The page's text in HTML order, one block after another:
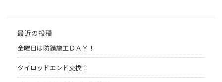
最近の投稿
金曜日は防錆施工ＤＡＹ！
タイロッドエンド交換！